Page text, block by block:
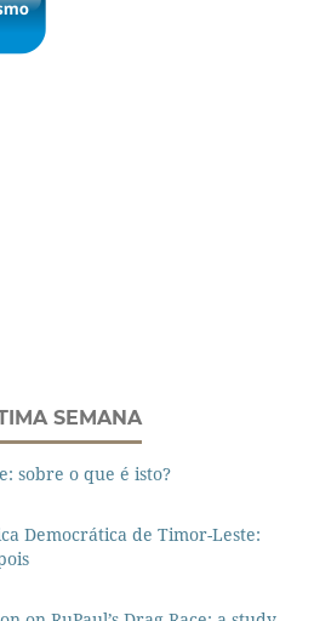
SEMANA
sobre o que é isto?
Democrática de Timor-Leste: